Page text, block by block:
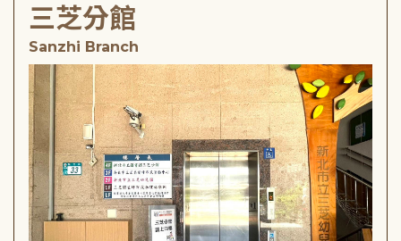
三芝分館
Sanzhi Branch